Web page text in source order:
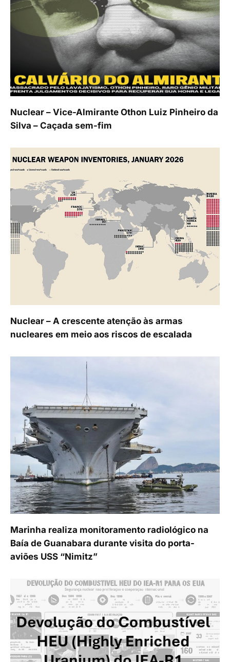
Nuclear – Vice-Almirante Othon Luiz Pinheiro da
Silva – Caçada sem-fim
Nuclear – A crescente atenção às armas
nucleares em meio aos riscos de escalada
Marinha realiza monitoramento radiológico na
Baía de Guanabara durante visita do porta-
aviões USS “Nimitz”